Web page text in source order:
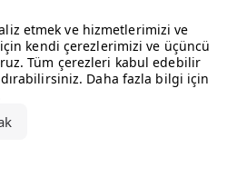
etmek ve hizmetlerimizi ve
kendi çerezlerimizi ve üçüncü
Tüm çerezleri kabul edebilir
Daha fazla bilgi için
the brand